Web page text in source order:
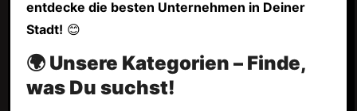
entdecke die besten Unternehmen in Deiner
Stadt! 😊
🌍 Unsere Kategorien – Finde,
was Du suchst!